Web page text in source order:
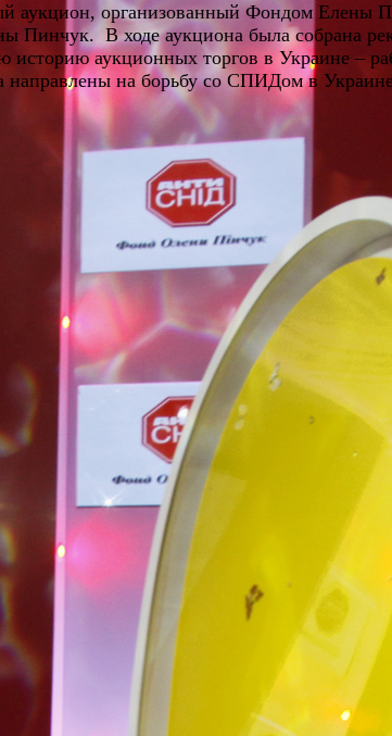
аукцион, организованный Фондом
В ходе аукциона была собрана
историю аукционных торгов в Украине –
направлены на борьбу со СПИДом в